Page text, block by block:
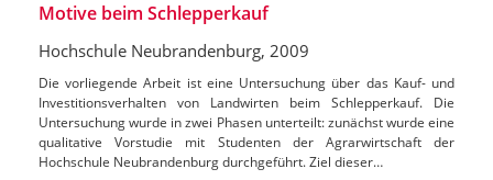
Motive beim Schlepperkauf
Hochschule Neubrandenburg, 2009
Die vorliegende Arbeit ist eine Untersuchung über das Kauf- und
Investitionsverhalten von Landwirten beim Schlepperkauf. Die
Untersuchung wurde in zwei Phasen unterteilt: zunächst wurde eine
qualitative Vorstudie mit Studenten der Agrarwirtschaft der
Hochschule Neubrandenburg durchgeführt. Ziel dieser…